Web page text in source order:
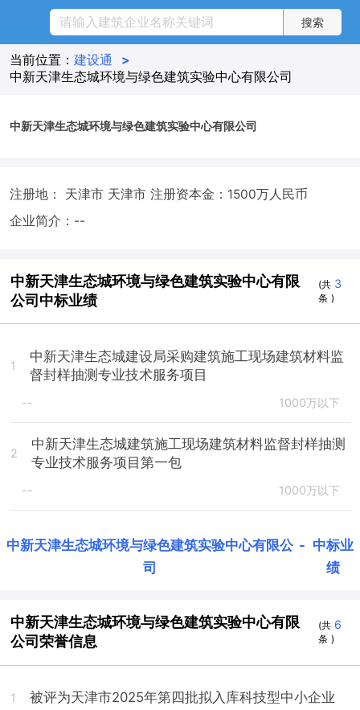
当前位置： 建设通
>
中新天津生态城环境与绿色建筑实验中心有限公司
中新天津生态城环境与绿色建筑实验中心有限公司
注册地： 天津市 天津市 注册资本金：1500万人民币
企业简介：--
中新天津生态城环境与绿色建筑实验中心有限
公司中标业绩
(共 3
条 )
1
中新天津生态城建设局采购建筑施工现场建筑材料监
督封样抽测专业技术服务项目
-- 1000万以下
2
中新天津生态城建筑施工现场建筑材料监督封样抽测
专业技术服务项目第一包
-- 1000万以下
中新天津生态城环境与绿色建筑实验中心有限公
司
- 中标业
绩
中新天津生态城环境与绿色建筑实验中心有限
公司荣誉信息
(共 6
条 )
1 被评为天津市2025年第四批拟入库科技型中小企业